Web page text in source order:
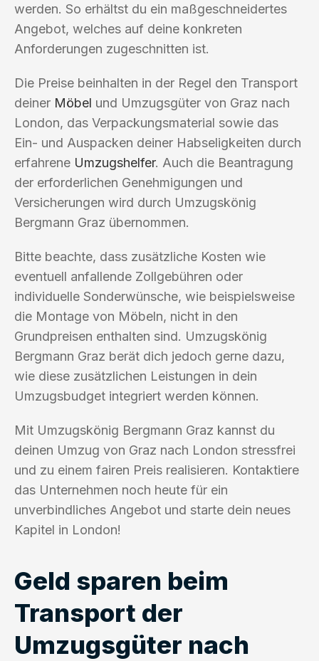
werden. So erhältst du ein maßgeschneidertes
Angebot, welches auf deine konkreten
Anforderungen zugeschnitten ist.
Die Preise beinhalten in der Regel den Transport
deiner Möbel und Umzugsgüter von Graz nach
London, das Verpackungsmaterial sowie das
Ein- und Auspacken deiner Habseligkeiten durch
erfahrene Umzugshelfer. Auch die Beantragung
der erforderlichen Genehmigungen und
Versicherungen wird durch Umzugskönig
Bergmann Graz übernommen.
Bitte beachte, dass zusätzliche Kosten wie
eventuell anfallende Zollgebühren oder
individuelle Sonderwünsche, wie beispielsweise
die Montage von Möbeln, nicht in den
Grundpreisen enthalten sind. Umzugskönig
Bergmann Graz berät dich jedoch gerne dazu,
wie diese zusätzlichen Leistungen in dein
Umzugsbudget integriert werden können.
Mit Umzugskönig Bergmann Graz kannst du
deinen Umzug von Graz nach London stressfrei
und zu einem fairen Preis realisieren. Kontaktiere
das Unternehmen noch heute für ein
unverbindliches Angebot und starte dein neues
Kapitel in London!
Geld sparen beim
Transport der
Umzugsgüter nach